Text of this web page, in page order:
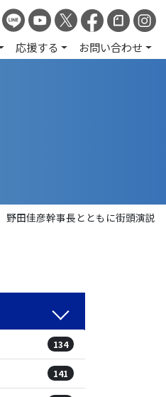
応援する お問い合わせ
野田佳彦幹事長とともに街頭演説
134
141